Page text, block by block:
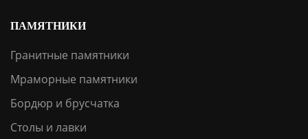
ПАМЯТНИКИ
Гранитные памятники
Мраморные памятники
Бордюр и брусчатка
Столы и лавки